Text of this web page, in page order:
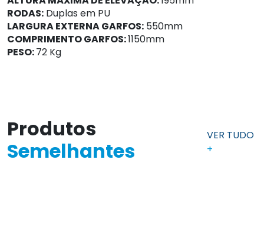
RODAS: Duplas em PU
LARGURA EXTERNA GARFOS: 550mm
COMPRIMENTO GARFOS:1150mm
PESO:72 Kg
Produtos
Semelhantes
VER TUDO
+